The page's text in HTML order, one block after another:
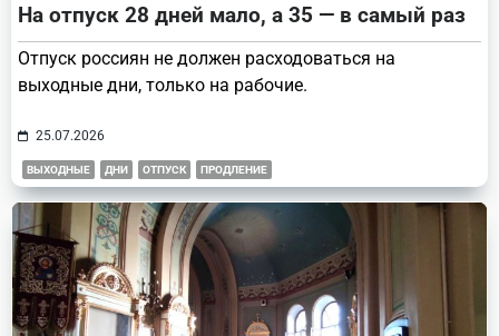
На отпуск 28 дней мало, а 35 — в самый раз
Отпуск россиян не должен расходоваться на
выходные дни, только на рабочие.
25.07.2026
ВЫХОДНЫЕ ДНИ ОТПУСК ПРОДЛЕНИЕ